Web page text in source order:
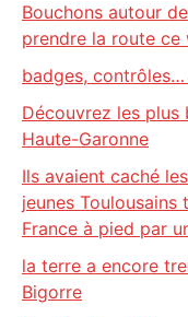
Bouchons autour
prendre la route
badges,
Découvrez les plus
Haute-Garonne
Ils avaient caché
jeunes
France à pied par
la terre a encore
Bigorre